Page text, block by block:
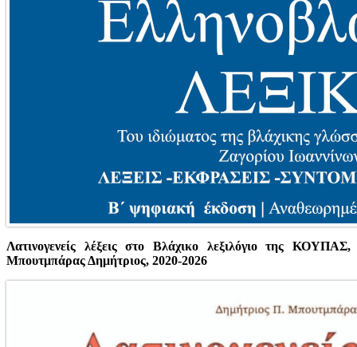
Λατινογενείς λέξεις στο Βλάχικο λεξιλόγιο της ΚΟΥΠΑΣ,
Μπουτμπάρας Δημήτριος, 2020-2026